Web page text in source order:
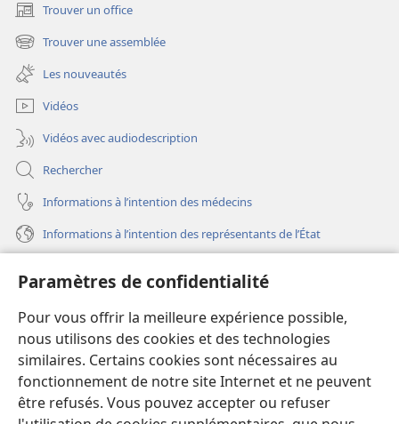
Paramètres de confidentialité
Pour vous offrir la meilleure expérience possible,
nous utilisons des cookies et des technologies
similaires. Certains cookies sont nécessaires au
fonctionnement de notre site Internet et ne peuvent
être refusés. Vous pouvez accepter ou refuser
Trouver un office
(ouvre
une
nouvelle
fenêtre)
Trouver une assemblée
(ouvre
une
nouvelle
fenêtre)
Les nouveautés
Vidéos
Vidéos avec audiodescription
Rechercher
Informations à l’intention des médecins
Informations à l’intention des représentants de l’État
(ouvre
une
nouvelle
fenêtre)
Bibliothèque en ligne
(ouvre
une
nouvelle
fenêtre)
JW Hub®
(ouvre